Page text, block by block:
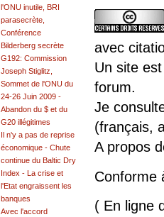
avec
Un site
forum.
Je
(français,
A propos
Conforme
( En ligne
l'ONU inutile, BRI
parasecrète,
Conférence
Bilderberg secrète
G192: Commission
Joseph Stiglitz,
Sommet de l'ONU du
24-26 Juin 2009 -
Abandon du $ et du
G20 illégitimes
Il n'y a pas de reprise
économique - Chute
continue du Baltic Dry
Index - La crise et
l'Etat engraissent les
banques
Avec l'accord